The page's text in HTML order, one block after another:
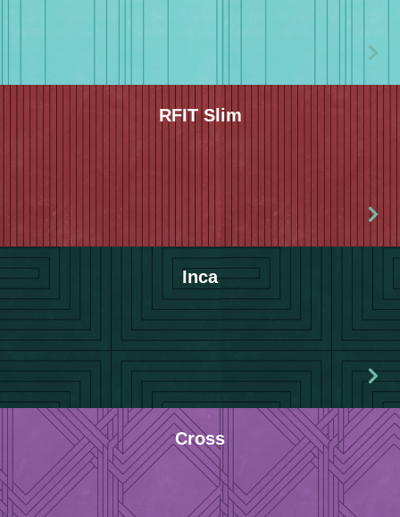
RFIT Slim
Inca
Cross